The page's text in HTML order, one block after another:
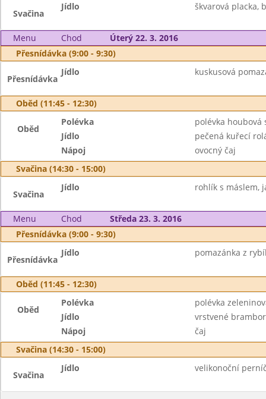
Svačina
Jídlo škvarová placka,
Menu Chod
Úterý 22. 3. 2016
Přesnídávka (9:00 - 9:30)
Přesnídávka
Jídlo kuskusová
Oběd (11:45 - 12:30)
Oběd
Polévka
polévka
Jídlo
pečená kuřecí
Nápoj
ovocný čaj
Svačina (14:30 - 15:00)
Svačina
Jídlo rohlík s máslem,
Menu Chod
Středa 23. 3. 2016
Přesnídávka (9:00 - 9:30)
Přesnídávka
Jídlo pomazánka z
Oběd (11:45 - 12:30)
Oběd
Polévka
polévka
Jídlo
vrstvené
Nápoj
čaj
Svačina (14:30 - 15:00)
Svačina
Jídlo velikonoční